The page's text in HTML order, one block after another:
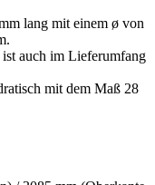
lang mit einem ø von
auch im Lieferumfang
mit dem Maß 28